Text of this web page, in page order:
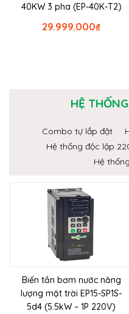
40KW 3 pha (EP-40K-T2)
₫
29.999.000
HỆ
Combo tự lắp đặt
Hệ thống độc lập
Hệ
Biến tần bơm nước năng
lượng mặt trời EP15-SP1S-
5d4 (5.5kW – 1P 220V)